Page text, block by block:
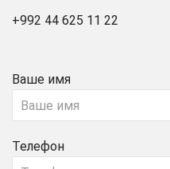
+992 44 625 11 22
Ваше имя
Телефон